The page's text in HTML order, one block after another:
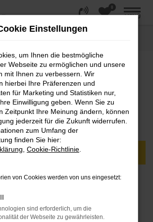
0
MENÜ
ist uns wichtig
Kunden über uns:
JETZT MEINUNG SCHREIBEN
Einstellungen
um Ihnen die bestmögliche
Webseite zu ermöglichen und unsere
mit Ihnen zu verbessern. Wir
hierbei Ihre Präferenzen und
für Marketing und Statistiken nur,
Einwilligung geben. Wenn Sie zu
Zeitpunkt Ihre Meinung ändern, können
jederzeit für die Zukunft widerrufen.
zum Umfang der
finden Sie hier:
Cookie-Richtlinie
von Cookies werden von uns eingesetzt:
sind erforderlich, um die
der Webseite zu gewährleisten.